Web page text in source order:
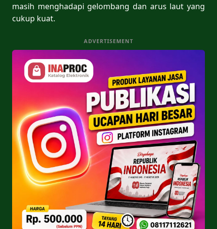
masih menghadapi gelombang dan arus laut yang
cukup kuat.
ADVERTISEMENT